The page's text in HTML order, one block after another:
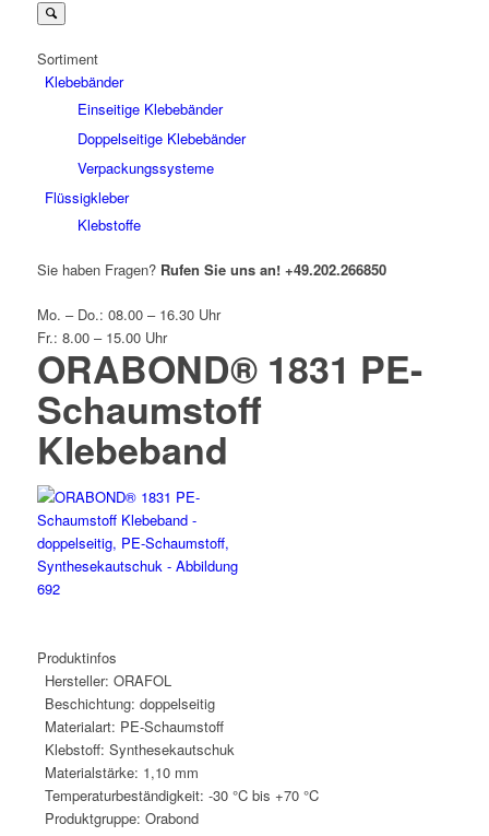
Sortiment
Klebebänder
Einseitige Klebebänder
Doppelseitige Klebebänder
Verpackungssysteme
Flüssigkleber
Klebstoffe
Sie haben Fragen? Rufen Sie uns an! +49.202.266850
Mo. – Do.: 08.00 – 16.30 Uhr
Fr.: 8.00 – 15.00 Uhr
ORABOND® 1831 PE-
Schaumstoff
Klebeband
Produktinfos
Hersteller: ORAFOL
Beschichtung: doppelseitig
Materialart: PE-Schaumstoff
Klebstoff: Synthesekautschuk
Materialstärke: 1,10 mm
Temperaturbeständigkeit: -30 °C bis +70 °C
Produktgruppe: Orabond